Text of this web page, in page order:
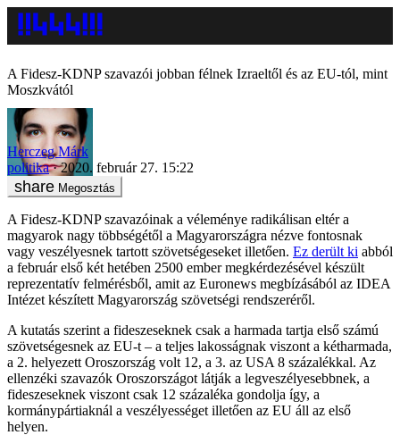
A Fidesz-KDNP szavazói jobban félnek Izraeltől és az EU-tól, mint
Moszkvától
Herczeg Márk
politika
2020. február 27. 15:22
Megosztás
A Fidesz-KDNP szavazóinak a véleménye radikálisan eltér a
magyarok nagy többségétől a Magyarországra nézve fontosnak
vagy veszélyesnek tartott szövetségeseket illetően. Ez derült ki abból
a február első két hetében 2500 ember megkérdezésével készült
reprezentatív felmérésből, amit az Euronews megbízásából az IDEA
Intézet készített Magyarország szövetségi rendszeréről.
A kutatás szerint a fideszeseknek csak a harmada tartja első számú
szövetségesnek az EU-t – a teljes lakosságnak viszont a kétharmada,
a 2. helyezett Oroszország volt 12, a 3. az USA 8 százalékkal. Az
ellenzéki szavazók Oroszországot látják a legveszélyesebbnek, a
fideszeseknek viszont csak 12 százaléka gondolja így, a
kormánypártiaknál a veszélyességet illetően az EU áll az első
helyen.